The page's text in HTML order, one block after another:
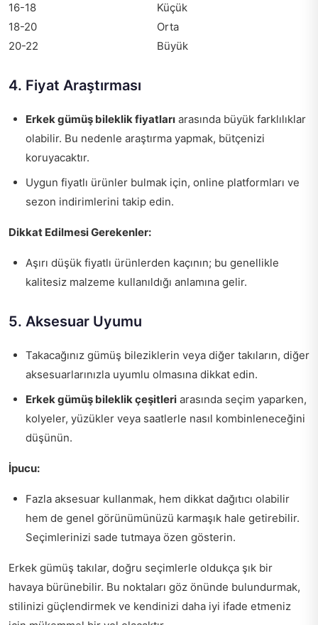
16-18
Küçük
18-20
Orta
20-22
Büyük
4. Fiyat Araştırması
Erkek gümüş bileklik fiyatları arasında büyük farklılıklar
olabilir. Bu nedenle araştırma yapmak, bütçenizi
koruyacaktır.
Uygun fiyatlı ürünler bulmak için, online platformları ve
sezon indirimlerini takip edin.
Dikkat Edilmesi Gerekenler:
Aşırı düşük fiyatlı ürünlerden kaçının; bu genellikle
kalitesiz malzeme kullanıldığı anlamına gelir.
5. Aksesuar Uyumu
Takacağınız gümüş bileziklerin veya diğer takıların, diğer
aksesuarlarınızla uyumlu olmasına dikkat edin.
Erkek gümüş bileklik çeşitleri arasında seçim yaparken,
kolyeler, yüzükler veya saatlerle nasıl kombinleneceğini
düşünün.
İpucu:
Fazla aksesuar kullanmak, hem dikkat dağıtıcı olabilir
hem de genel görünümünüzü karmaşık hale getirebilir.
Seçimlerinizi sade tutmaya özen gösterin.
Erkek gümüş takılar, doğru seçimlerle oldukça şık bir
havaya bürünebilir. Bu noktaları göz önünde bulundurmak,
stilinizi güçlendirmek ve kendinizi daha iyi ifade etmeniz